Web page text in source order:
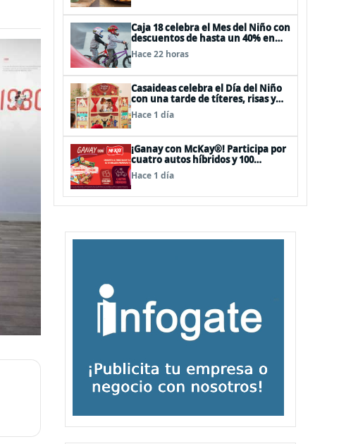
Caja 18 celebra el Mes del Niño con
descuentos de hasta un 40% en
panoramas, cine, shows y
streaming
Hace 22 horas
Casaideas celebra el Día del Niño
con una tarde de títeres, risas y
sorpresas en el Mall Plaza Vespucio
Hace 1 día
¡Ganay con McKay®! Participa por
cuatro autos híbridos y 100
premios de $500.000
Hace 1 día